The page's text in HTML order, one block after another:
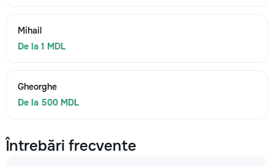
Mihail
De la 1 MDL
Gheorghe
De la 500 MDL
Întrebări frecvente